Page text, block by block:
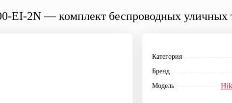
EI-2N — комплект беспроводных уличных
Категория
Бренд
Модель